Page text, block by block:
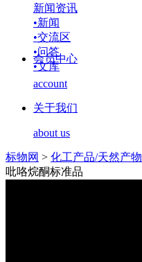
新闻资讯
•新闻
•交流区
•问答
•文库
会员中心
account
关于我们
about us
标物网 > 化工产品/天然产物
吡咯烷酮标准品